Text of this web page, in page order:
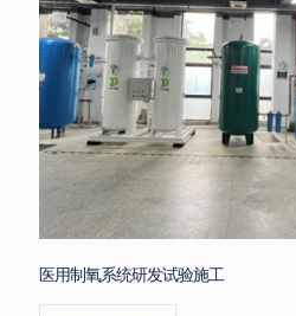
医用制氧系统研发试验施工